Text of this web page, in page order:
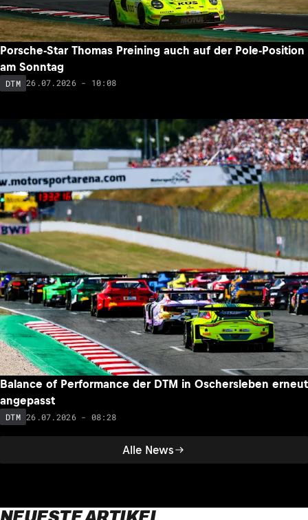
Alle News
Porsche-Star Thomas Preining auch auf der Pole-Position
am Sonntag
DTM 26.07.2026 - 10:08
Balance of Performance der DTM in Oschersleben erneut
angepasst
DTM 26.07.2026 - 08:28